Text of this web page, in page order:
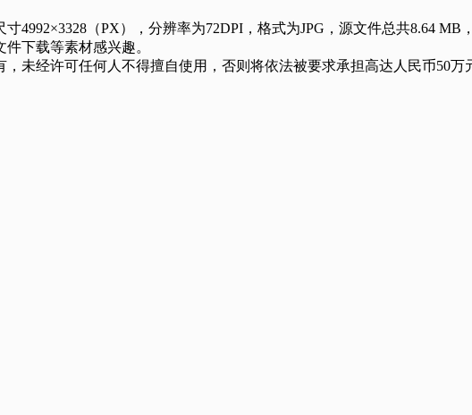
（PX），分辨率为72DPI，格式为JPG，源文件总共8.64 MB
下载等素材感兴趣。
未经许可任何人不得擅自使用，否则将依法被要求承担高达人民币50万